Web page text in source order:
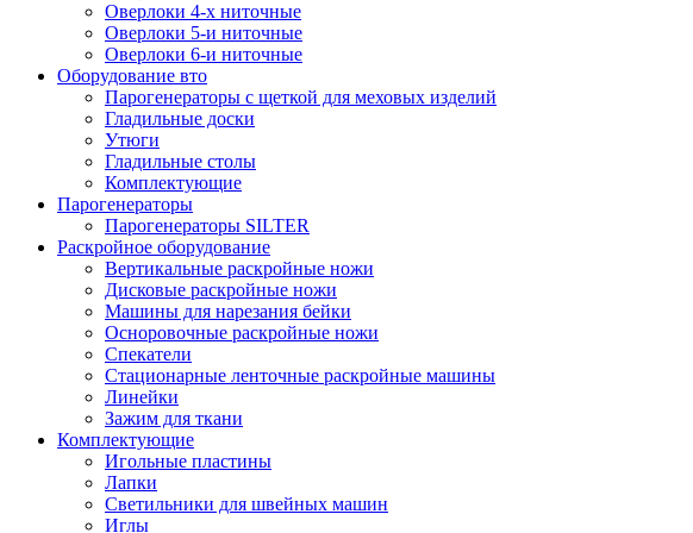
Оверлоки 4-х ниточные
Оверлоки 5-и ниточные
Оверлоки 6-и ниточные
Оборудование вто
Парогенераторы с щеткой для меховых изделий
Гладильные доски
Утюги
Гладильные столы
Комплектующие
Парогенераторы
Парогенераторы SILTER
Раскройное оборудование
Вертикальные раскройные ножи
Дисковые раскройные ножи
Машины для нарезания бейки
Осноровочные раскройные ножи
Спекатели
Стационарные ленточные раскройные машины
Линейки
Зажим для ткани
Комплектующие
Игольные пластины
Лапки
Светильники для швейных машин
Иглы